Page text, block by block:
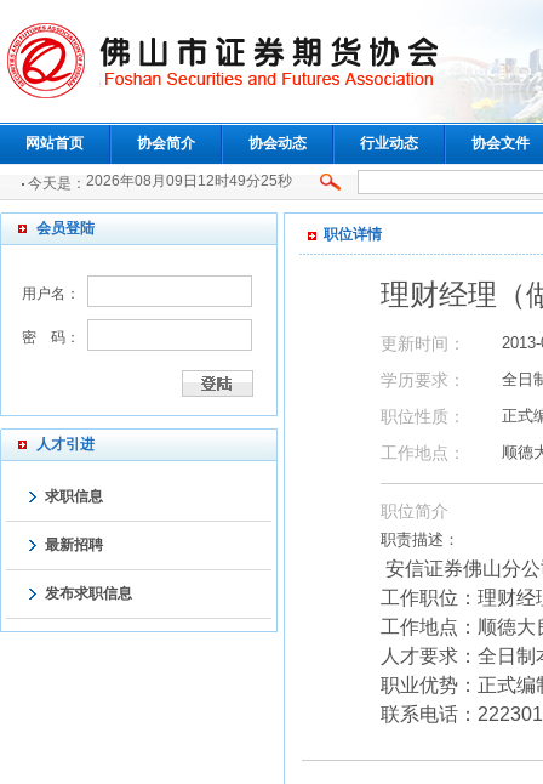
网站首页 协会简介 协会动态 行业动态 协会文件
今天是： 2026年08月09日12时49分25秒
会员登陆
用户名：
密 码：
人才引进
求职信息
最新招聘
发布求职信息
职位详情
理财经理（
更新时间：
学历要求： 全日
职位性质： 正式
工作地点： 顺德
职位简介
职责描述：
安信证券佛山分
工作职位：理财
工作地点：顺德大
人才要求：全日
职业优势：正式编
联系电话：